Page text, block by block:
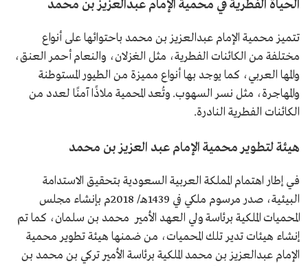
الحياة الفطرية في محمية الإمام عبدالعزيز بن محمد
تتميز محمية الإمام عبدالعزيز بن محمد باحتوائها على أنواع
مختلفة من الكائنات الفطرية، مثل الغزلان، والنعام أحمر العنق،
والمها العربي، كما يوجد بها أنواع مميزة من الطيور المستوطنة
والمهاجرة، مثل نسر السهوب. وتُعد المحمية ملاذًا آمنًا لعدد من
الكائنات الفطرية النادرة.
هيئة لتطوير محمية الإمام عبد العزيز بن محمد
فـي إطار اهتمام المملكة العربية السعودية بتحقيق الاستدامة
البيئية، صدر مرسوم ملكي في 1439هـ/ 2018م بإنشاء مجلس
المحميات الملكية برئاسة ولي العهد الأمير محمد بن سلمان، كما تم
إنشاء هيئات تدير تلك المحميات، من ضمنها هيئة تطوير محمية
الإمام عبدالعزيز بن محمد الملكية برئاسة الأمير تركي بن محمد بن